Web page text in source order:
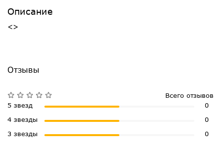
Описание
<>
Отзывы
Всего отзывов
5 звезд
0
4 звезды
0
3 звезды
0